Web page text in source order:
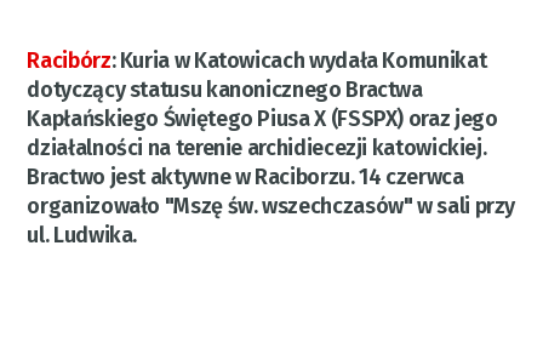
Racibórz:Kuria w Katowicach wydała Komunikat
dotyczący statusu kanonicznego Bractwa
Kapłańskiego Świętego Piusa X (FSSPX) oraz jego
działalności na terenie archidiecezji katowickiej.
Bractwo jest aktywne w Raciborzu. 14 czerwca
organizowało "Mszę św. wszechczasów" w sali przy
ul. Ludwika.